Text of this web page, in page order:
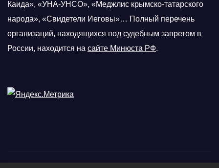
Каида», «УНА-УНСО», «Меджлис крымско-татарского
народа», «Свидетели Иеговы»… Полный перечень
организаций, находящихся под судебным запретом в
России, находится на сайте Минюста РФ.